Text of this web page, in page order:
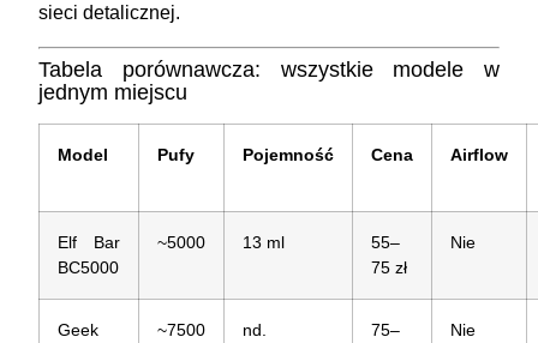
sieci detalicznej.
Tabela porównawcza: wszystkie modele w
jednym miejscu
Model Pufy Pojemność Cena Airflow
Elf Bar
BC5000
~5000 13 ml
55–
75 zł
Nie
Geek
~7500 nd.
75–
Nie